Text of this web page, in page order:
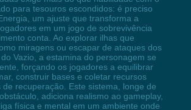
para tesouros escondidos: é preciso
um ajuste que transforma a
em um jogo de sobrevivência
conta. Ao explorar ilhas que
miragens ou escapar de ataques dos
Vazio, a estamina do personagem se
forçando os jogadores a equilibrar
construir bases e coletar recursos
recuperação. Este sistema, longe de
adiciona realismo ao gameplay,
física e mental em um ambiente onde